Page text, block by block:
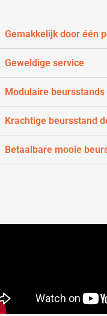
Gemakkelijk door één
Geweldige service
Modulaire
Krachtige beursstand
Betaalbare mooie